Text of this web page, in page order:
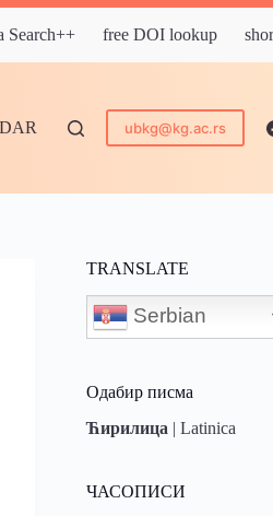
Search++ free DOI lookup
ubkg@kg.ac.rs
TRANSLATE
Serbian
Одабир писма
Ћирилица |Latinica
ЧАСОПИСИ